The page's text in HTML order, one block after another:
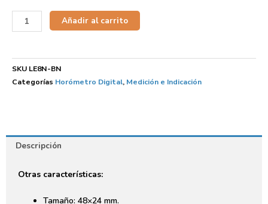
Añadir al carrito
SKU LE8N-BN
Categorías Horómetro Digital, Medición e Indicación
Descripción
Otras características:
Tamaño: 48×24 mm.